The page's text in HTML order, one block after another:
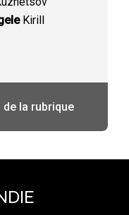
Kirill
la rubrique